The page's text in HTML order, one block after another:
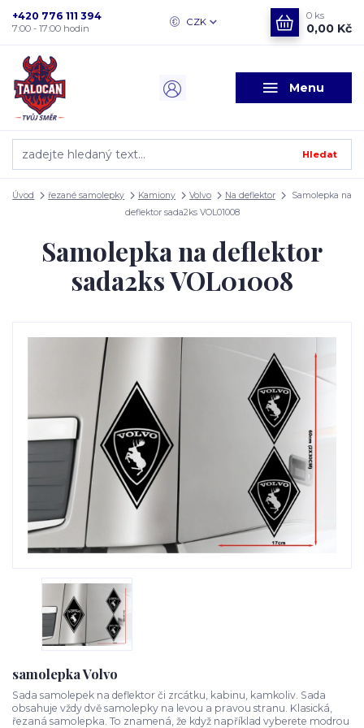
Menu
CZK
Hledat
+420 776 111 394
7:00 - 17:00 hodin
0 ks
0,00 Kč
Úvod řezané samolepky Kamiony Volvo Na deflektor
Samolepka na
deflektor sada2ks VOL01008
Samolepka na deflektor
sada2ks VOL01008
samolepka Volvo
Sada samolepek na deflektor či zrcátku, kabinu, kamkoliv. Sada
obsahuje vždy dvě samolepky na levou a pravou stranu. Klasická,
řezaná samolepka. To znamená, že když například vyberete modrou